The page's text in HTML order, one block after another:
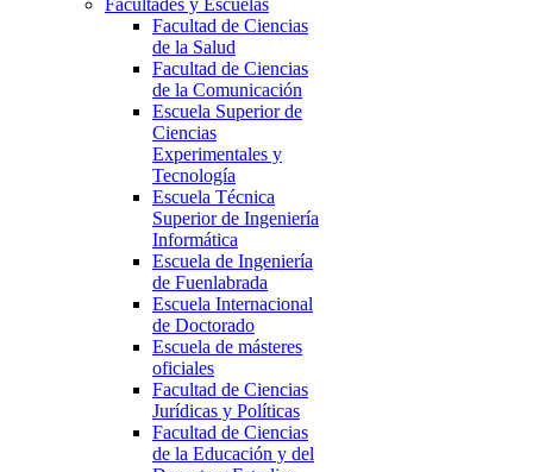
Facultades y Escuelas
Facultad de Ciencias
de la Salud
Facultad de Ciencias
de la Comunicación
Escuela Superior de
Ciencias
Experimentales y
Tecnología
Escuela Técnica
Superior de Ingeniería
Informática
Escuela de Ingeniería
de Fuenlabrada
Escuela Internacional
de Doctorado
Escuela de másteres
oficiales
Facultad de Ciencias
Jurídicas y Políticas
Facultad de Ciencias
de la Educación y del